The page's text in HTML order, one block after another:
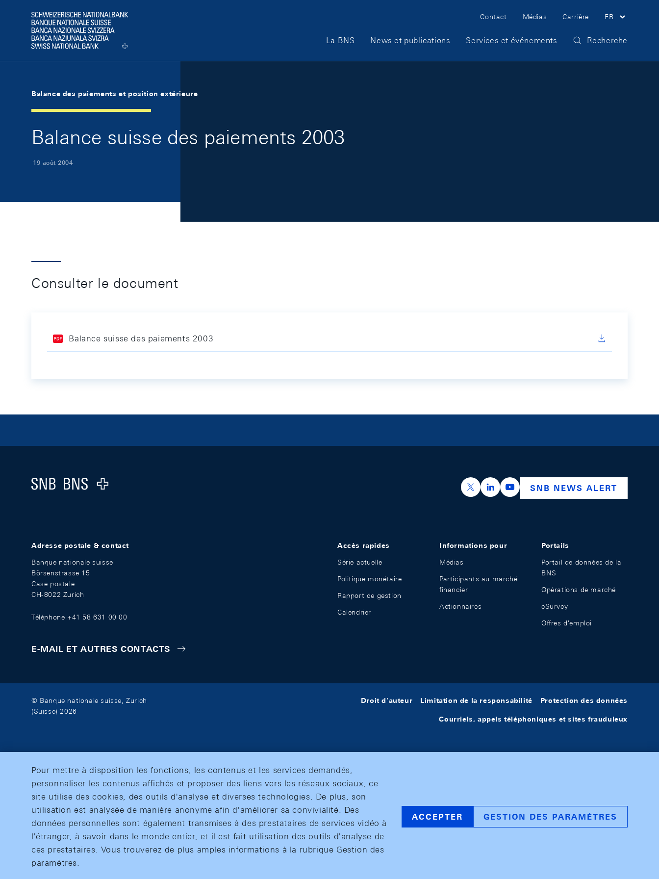
Logo
Meta Navigation
Contact Médias Carrière FR
Main Navigation
La BNS News et publications Services et événements Recherche
Balance des paiements et position extérieure
Balance suisse des paiements 2003
19 août 2004
Consulter le document
Balance suisse des paiements 2003
Logo
https://x.com/snb_bns
https://ch.linkedin.com/company/swiss-
https://www.youtube.com/
SNB NEWS ALERT
Adresse postale & contact
Banque nationale suisse
Börsenstrasse 15
Case postale
CH-8022 Zurich
Téléphone +41 58 631 00 00
E-MAIL ET AUTRES CONTACTS
Accès rapides
Série actuelle
Politique monétaire
Rapport de gestion
Calendrier
Informations pour
Médias
Participants au marché
financier
Actionnaires
Portails
Portail de données de la
BNS
Opérations de marché
eSurvey
Offres d'emploi
© Banque nationale suisse, Zurich
(Suisse) 2026
Droit d'auteur Limitation de la responsabilité Protection des données
Courriels, appels téléphoniques et sites frauduleux
Pour mettre à disposition les fonctions, les contenus et les services demandés,
personnaliser les contenus affichés et proposer des liens vers les réseaux sociaux, ce
site utilise des cookies, des outils d'analyse et diverses technologies. De plus, son
utilisation est analysée de manière anonyme afin d'améliorer sa convivialité. Des
données personnelles sont également transmises à des prestataires de services vidéo à
l'étranger, à savoir dans le monde entier, et il est fait utilisation des outils d'analyse de
ces prestataires. Vous trouverez de plus amples informations à la rubrique Gestion des
paramètres.
ACCEPTER GESTION DES PARAMÈTRES